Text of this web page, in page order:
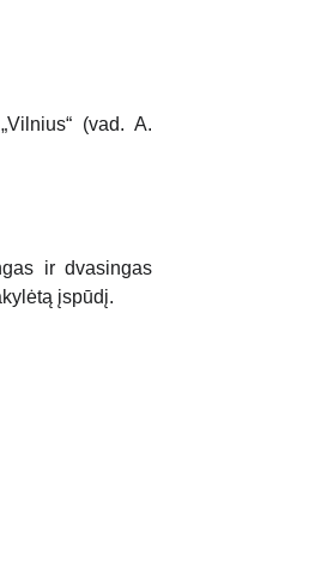
(vad. A.
ir dvasingas
įspūdį.